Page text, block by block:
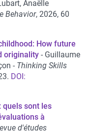
Anaëlle
Behavior, 2026, 60
How future
originality
Guillaume
Thinking Skills
quels sont les
à
d'études